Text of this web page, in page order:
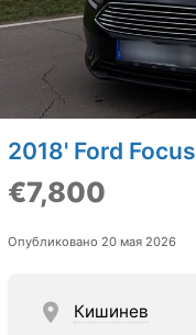
2018' Ford Focus
€7,800
Опубликовано 20 мая 2026
Кишинев